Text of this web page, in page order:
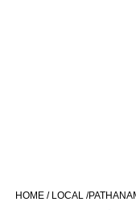
HOME / LOCAL /